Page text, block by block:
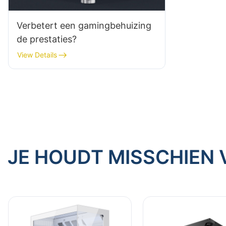
Verbetert een gamingbehuizing
de prestaties?
View Details
JE HOUDT MISSCHIEN